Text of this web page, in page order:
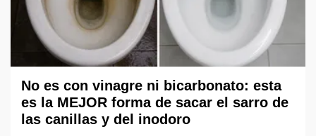
No es con vinagre ni bicarbonato: esta
es la MEJOR forma de sacar el sarro de
las canillas y del inodoro